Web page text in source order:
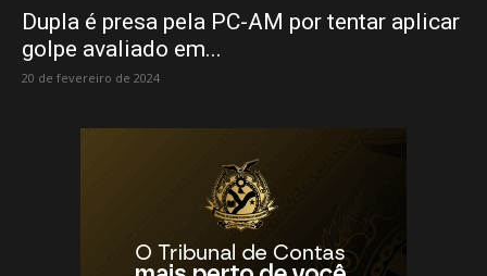
Dupla é presa pela PC-AM por tentar aplicar
golpe avaliado em...
20 de fevereiro de 2024